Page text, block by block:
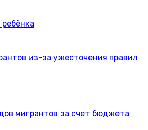
из-за ужесточения правил
мигрантов за счет бюджета